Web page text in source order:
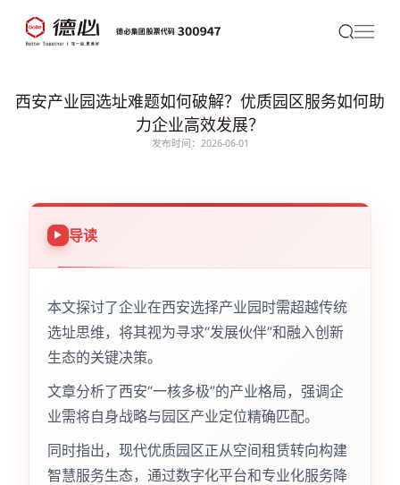
西安产业园选址难题如何破解？优质园区服务如何助
力企业高效发展？
发布时间：2026-06-01
导读
本文探讨了企业在西安选择产业园时需超越传统
选址思维，将其视为寻求“发展伙伴”和融入创新
生态的关键决策。
文章分析了西安“一核多极”的产业格局，强调企
业需将自身战略与园区产业定位精确匹配。
同时指出，现代优质园区正从空间租赁转向构建
智慧服务生态，通过数字化平台和专业化服务降